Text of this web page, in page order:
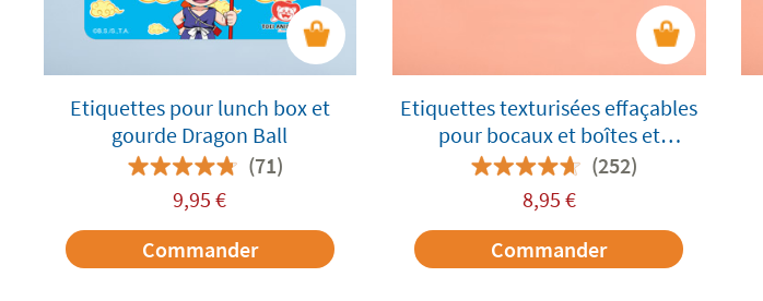
Etiquettes pour lunch box et
gourde Dragon Ball
(71)
9,95 €
Commander
Etiquettes texturisées effaçables
pour bocaux et boîtes et
bouteilles alimentaires
(252)
8,95 €
Commander